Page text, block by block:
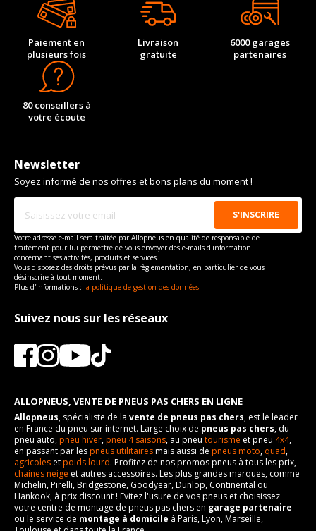
Paiement en
plusieurs fois
Livraison
gratuite
6000 garages
partenaires
80 conseillers à
votre écoute
Newsletter
Soyez informé de nos offres et bons plans du moment !
Votre adresse e-mail sera traitée par Allopneus en qualité de responsable de
traitement pour lui permettre de vous envoyer des e-mails d'information
concernant ses activités, produits et services.
Vous disposez des droits prévus par la règlementation, en particulier de vous
désinscrire à tout moment.
Plus d'informations : la politique de gestion des données.
Suivez nous sur les réseaux
ALLOPNEUS, VENTE DE PNEUS PAS CHERS EN LIGNE
Allopneus, spécialiste de la vente de pneus pas chers, est le leader
en France du pneu sur internet. Large choix de pneus pas chers, du
pneu auto,pneu hiver,pneu 4 saisons, au pneu tourisme et pneu 4x4,
en passant par lespneus utilitairesmais aussi de pneus moto, quad,
agricoles etpoids lourd. Profitez de nos promos pneus à tous les prix,
chaines neige et autres accessoires. Les plus grandes marques, comme
Michelin, Pirelli, Bridgestone, Goodyear, Dunlop, Continental ou
Hankook, à prix discount ! Evitez l'usure de vos pneus et choisissez
votre centre de montage de pneus pas chers en garage partenaire
ou le service de montage à domicile à Paris, Lyon, Marseille,